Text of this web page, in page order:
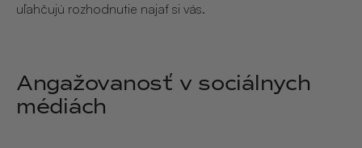
uľahčujú rozhodnutie najať si vás.
Angažovanosť v sociálnych
médiách